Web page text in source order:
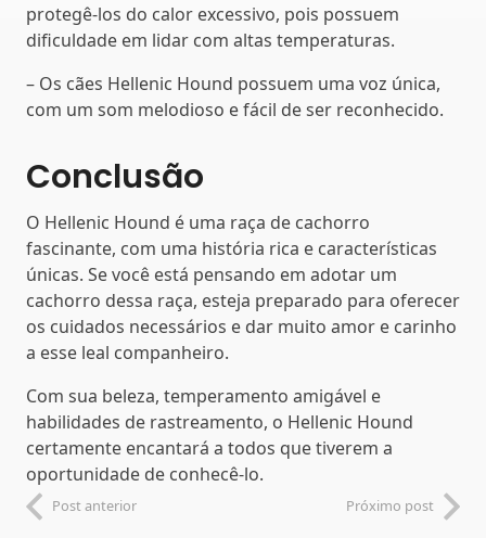
protegê-los do calor excessivo, pois possuem
dificuldade em lidar com altas temperaturas.
– Os cães Hellenic Hound possuem uma voz única,
com um som melodioso e fácil de ser reconhecido.
Conclusão
O Hellenic Hound é uma raça de cachorro
fascinante, com uma história rica e características
únicas. Se você está pensando em adotar um
cachorro dessa raça, esteja preparado para oferecer
os cuidados necessários e dar muito amor e carinho
a esse leal companheiro.
Com sua beleza, temperamento amigável e
habilidades de rastreamento, o Hellenic Hound
certamente encantará a todos que tiverem a
oportunidade de conhecê-lo.
Post anterior Próximo post